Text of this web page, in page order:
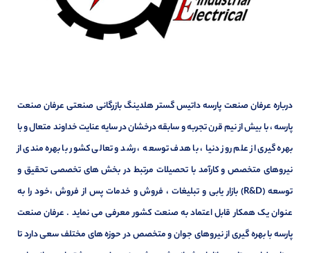
درباره عرفان صنعت پارسه داتیس گستر هلدینگ بازرگانی صنعتی عرفان صنعت
پارسه ، با بیش از نیم قرن تجربه و سابقه درخشان در سایه عنایت خداوند متعال و با
بهره گیری از علم روز دنیا ، با هدف توسعه ، رشد و تعالی کشور با بهره مندی از
نیروهای متخصص و کارآمد با تحصیلات مرتبط در بخش های تخصصی تحقیق و
توسعه (R&D) بازار یابی و تبلیغات ، فروش و خدمات پس از فروش ،خود را به
عنوان یک همکار قابل اعتماد به صنعت کشور معرفی می نماید . عرفان صنعت
پارسه با بهره گیری از نیروهای جوان و متخصص در حوزه های مختلف سعی دارد تا